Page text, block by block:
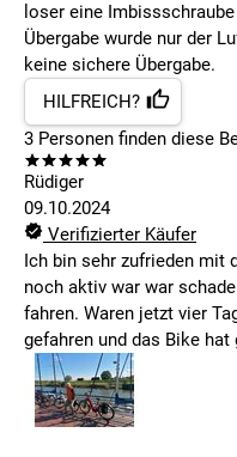
loser eine
Übergabe wurde nur der
keine sichere Übergabe.
HILFREICH?
3 Personen finden diese
Rüdiger
09.10.2024
Verifizierter Käufer
Ich bin sehr zufrieden mit
noch aktiv war war
fahren. Waren jetzt vier
gefahren und das Bike